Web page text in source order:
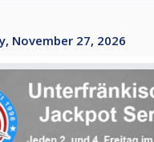
November 27, 2026